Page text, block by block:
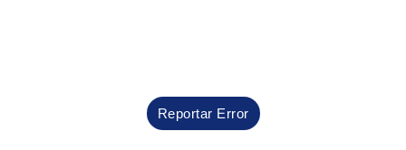
Reportar Error